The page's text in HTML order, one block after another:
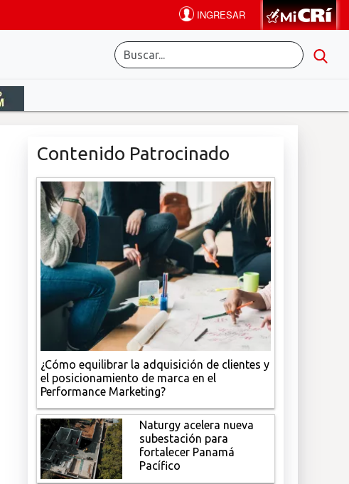
Contenido Patrocinado
¿Cómo equilibrar la adquisición de clientes y
el posicionamiento de marca en el
Performance Marketing?
Naturgy acelera nueva
subestación para
fortalecer Panamá
Pacífico